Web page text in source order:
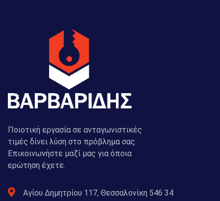
Ποιοτική εργασία σε ανταγωνιστικές
τιμές δίνει λύση στο πρόβλημα σας.
Επικοινωνήστε μαζί μας για όποια
ερώτηση έχετε.
Αγίου Δημητρίου 117, Θεσσαλονίκη 546 34